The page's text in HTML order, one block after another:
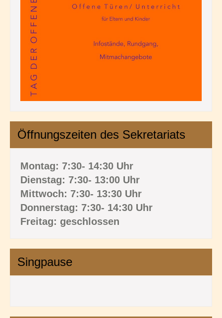
Öffnungszeiten des Sekretariats
Montag: 7:30- 14:30 Uhr
Dienstag: 7:30- 13:00 Uhr
Mittwoch: 7:30- 13:30 Uhr
Donnerstag: 7:30- 14:30 Uhr
Freitag: geschlossen
Singpause